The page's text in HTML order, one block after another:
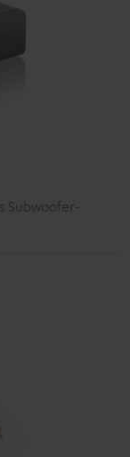
Subwoofer-